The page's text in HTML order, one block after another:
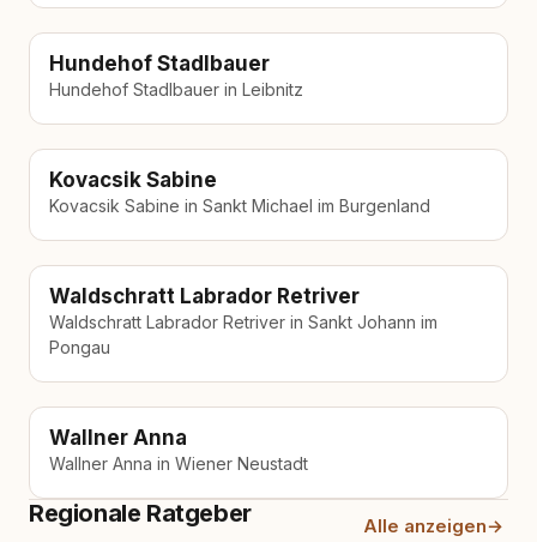
Hundehof Stadlbauer
Hundehof Stadlbauer in Leibnitz
Kovacsik Sabine
Kovacsik Sabine in Sankt Michael im Burgenland
Waldschratt Labrador Retriver
Waldschratt Labrador Retriver in Sankt Johann im
Pongau
Wallner Anna
Wallner Anna in Wiener Neustadt
Regionale Ratgeber Alle anzeigen→